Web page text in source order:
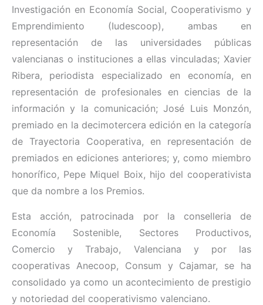
Investigación en Economía Social, Cooperativismo y
Emprendimiento (Iudescoop), ambas en
representación de las universidades públicas
valencianas o instituciones a ellas vinculadas; Xavier
Ribera, periodista especializado en economía, en
representación de profesionales en ciencias de la
información y la comunicación; José Luis Monzón,
premiado en la decimotercera edición en la categoría
de Trayectoria Cooperativa, en representación de
premiados en ediciones anteriores; y, como miembro
honorífico, Pepe Miquel Boix, hijo del cooperativista
que da nombre a los Premios.
Esta acción, patrocinada por la conselleria de
Economía Sostenible, Sectores Productivos,
Comercio y Trabajo, Valenciana y por las
cooperativas Anecoop, Consum y Cajamar, se ha
consolidado ya como un acontecimiento de prestigio
y notoriedad del cooperativismo valenciano.